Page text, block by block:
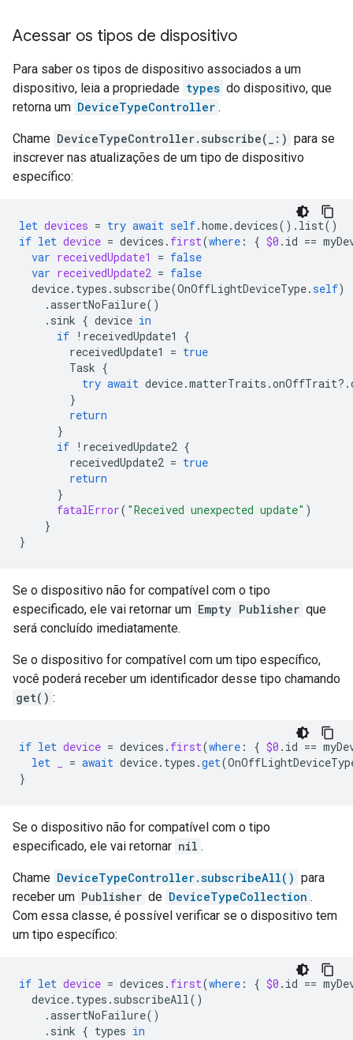
Acessar os tipos de dispositivo
Para saber os tipos de dispositivo associados a um
dispositivo, leia a propriedade types do dispositivo, que
retorna um DeviceTypeController .
Chame DeviceTypeController.subscribe(_:) para se
inscrever nas atualizações de um tipo de dispositivo
específico:
let devices = try await self.home.devices(). list()
if let device = devices . first(where : { $0 . id ==
var receivedUpdate1 = false
var receivedUpdate2 = false
device. types . subscribe(OnOffLightDeviceType.self)
.assertNoFailure()
. sink { device in
if ! receivedUpdate1
{
receivedUpdate1
= true
Task {
try await device.matterTraits .onOffTrait?.
}
return
}
if ! receivedUpdate2 {
receivedUpdate2 = true
return
}
fatalError( "Received unexpected update" )
}
}
Se o dispositivo não for compatível com o tipo
especificado, ele vai retornar um Empty Publisher que
será concluído imediatamente.
Se o dispositivo for compatível com um tipo específico,
você poderá receber um identificador desse tipo chamando
get() :
if let device = devices . first(where : { $0 . id ==
let
= await device. types .get(
}
Se o dispositivo não for compatível com o tipo
especificado, ele vai retornar nil .
Chame DeviceTypeController.subscribeAll() para
receber um Publisher de DeviceTypeCollection .
Com essa classe, é possível verificar se o dispositivo tem
um tipo específico:
if let device = devices . first(where : { $0 . id ==
device. types . subscribeAll()
.assertNoFailure()
. sink { types in